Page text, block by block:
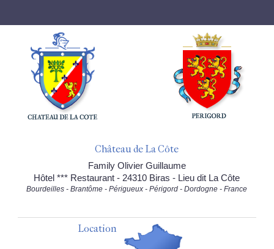
Château de La Côte
Family Olivier Guillaume
Hôtel *** Restaurant - 24310 Biras - Lieu dit La Côte
Bourdeilles - Brantôme - Périgueux - Périgord - Dordogne - France
Location